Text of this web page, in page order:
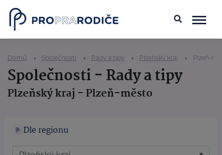
Domů Společnosti Rady a tipy Plzeňský kraj Plzeň-
Společnosti - Rady a tipy
Plzeňský kraj - Plzeň-město
Dle regionu